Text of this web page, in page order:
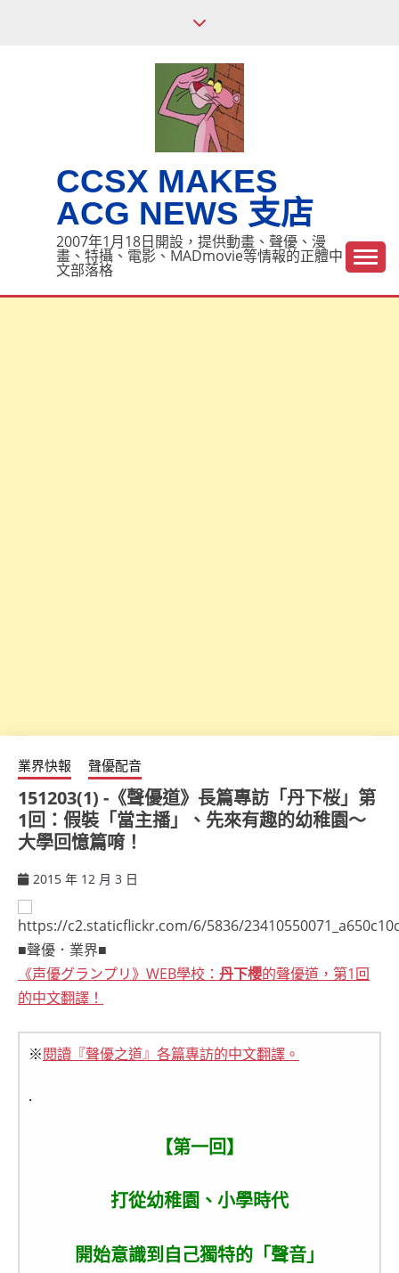
CCSX MAKES
ACG NEWS 支店
2007年1月18日開設，提供動畫、聲優、漫
畫、特攝、電影、MADmovie等情報的正體中
文部落格
業界快報 聲優配音
151203(1) -《聲優道》長篇專訪「丹下桜」第
1回：假裝「當主播」、先來有趣的幼稚園～
大學回憶篇唷！
2015 年 12 月 3 日
■聲優．業界■
《声優グランプリ》WEB學校： 丹下櫻的聲優道，第1回
的中文翻譯！
※閱讀『聲優之道』各篇專訪的中文翻譯。
.
【第一回】
打從幼稚園、小學時代
開始意識到自己獨特的「聲音」